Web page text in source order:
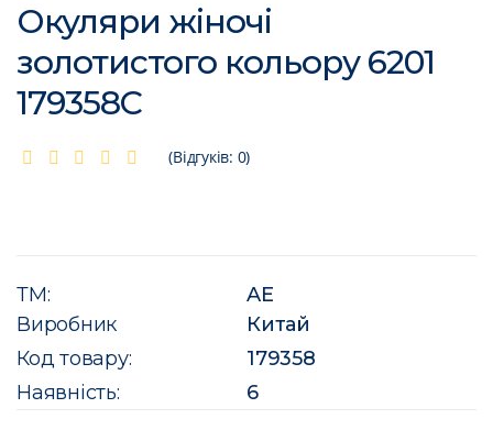
Окуляри жіночі
золотистого кольору 6201
179358C
(Відгуків: 0)
ТМ:
AE
Виробник
Китай
Код товару:
179358
Наявність:
6